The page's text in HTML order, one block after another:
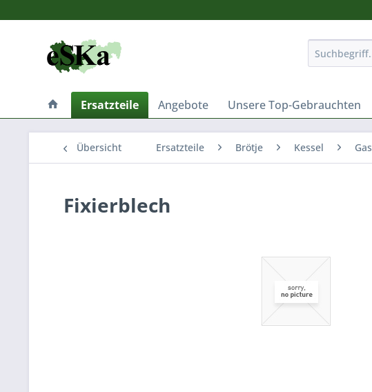
Ersatzteile Angebote Unsere Top-Gebrauchten
Übersicht Ersatzteile Brötje Kessel Gas
Fixierblech